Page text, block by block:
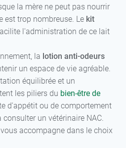
la mère ne peut pas nourrir
est trop nombreuse. Le kit
l'administration de ce lait
la lotion anti-odeurs
un espace de vie agréable.
équilibrée et un
les piliers du bien-être de
d'appétit ou de comportement
un vétérinaire NAC.
accompagne dans le choix